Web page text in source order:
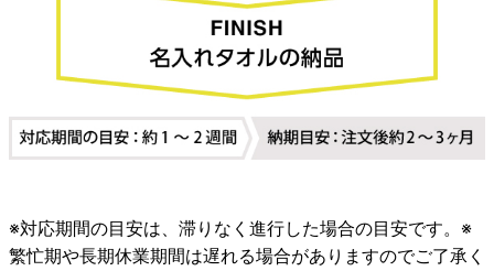
※対応期間の目安は、滞りなく進行した場合の目安です。※
繁忙期や長期休業期間は遅れる場合がありますのでご了承く